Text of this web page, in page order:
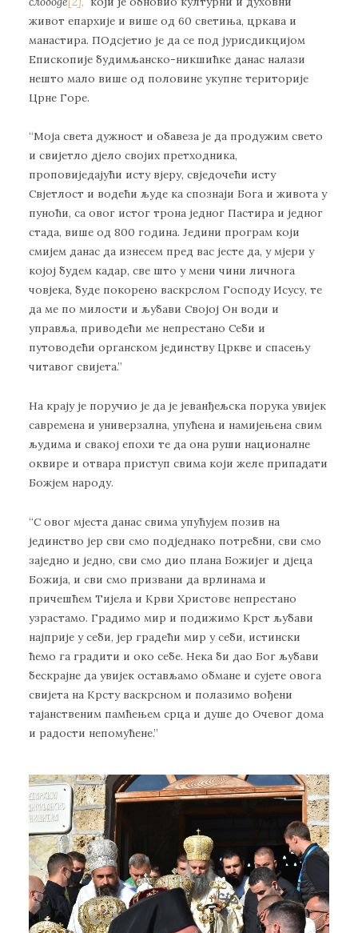
живот епархије и више од 60 светиња, цркава и
манастира. ПОдсјетио је да се под јурисдикцијом
Епископије будимљанско-никшићке данас налази
нешто мало више од половине укупне територије
Црне Горе.
“Моја света дужност и обавеза је да продужим свето
и свијетло дјело својих претходника,
проповиједајући исту вјеру, свједочећи исту
Свјетлост и водећи људе ка спознаји Бога и живота у
пуноћи, са овог истог трона једног Пастира и једног
стада, више од 800 година. Једини програм који
смијем данас да изнесем пред вас јесте да, у мјери у
којој будем кадар, све што у мени чини личнога
човјека, буде покорено васкрслом Господу Исусу, те
да ме по милости и љубави Својој Он води и
управља, приводећи ме непрестано Себи и
путоводећи органском јединству Цркве и спасењу
читавог свијета.”
На крају је поручио је да је јеванђељска порука увијек
савремена и универзална, упућена и намијењена свим
људима и свакој епохи те да она руши националне
оквире и отвара приступ свима који желе припадати
Божјем народу.
“С овог мјеста данас свима упућујем позив на
јединство јер сви смо подједнако потребни, сви смо
заједно и једно, сви смо дио плана Божијег и дјеца
Божија, и сви смо призвани да врлинама и
причешћем Тијела и Крви Христове непрестано
узрастамо. Градимо мир и подижимо Крст љубави
најприје у себи, јер градећи мир у себи, истински
ћемо га градити и око себе. Нека би дао Бог љубави
бескрајне да увијек остављамо обмане и сујете овога
свијета на Крсту васкрсном и полазимо вођени
тајанственим памћењем срца и душе до Очевог дома
и радости непомућене.”